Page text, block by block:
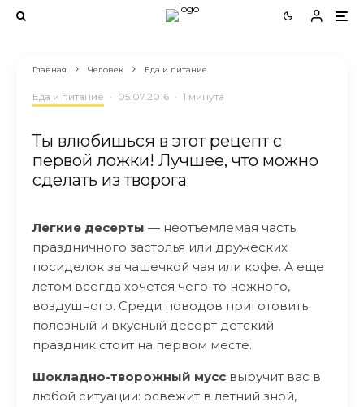
Главная Человек Еда и питание
Еда и питание · 05.07.2016 · 1 минута
Ты влюбишься в этот рецепт с
первой ложки! Лучшее, что можно
сделать из творога
Легкие десерты — неотъемлемая часть
праздничного застолья или дружеских
посиделок за чашечкой чая или кофе. А еще
летом всегда хочется чего-то нежного,
воздушного. Среди поводов приготовить
полезный и вкусный десерт детский
праздник стоит на первом месте.
Шокладно-творожный мусс выручит вас в
любой ситуации: освежит в летний зной,